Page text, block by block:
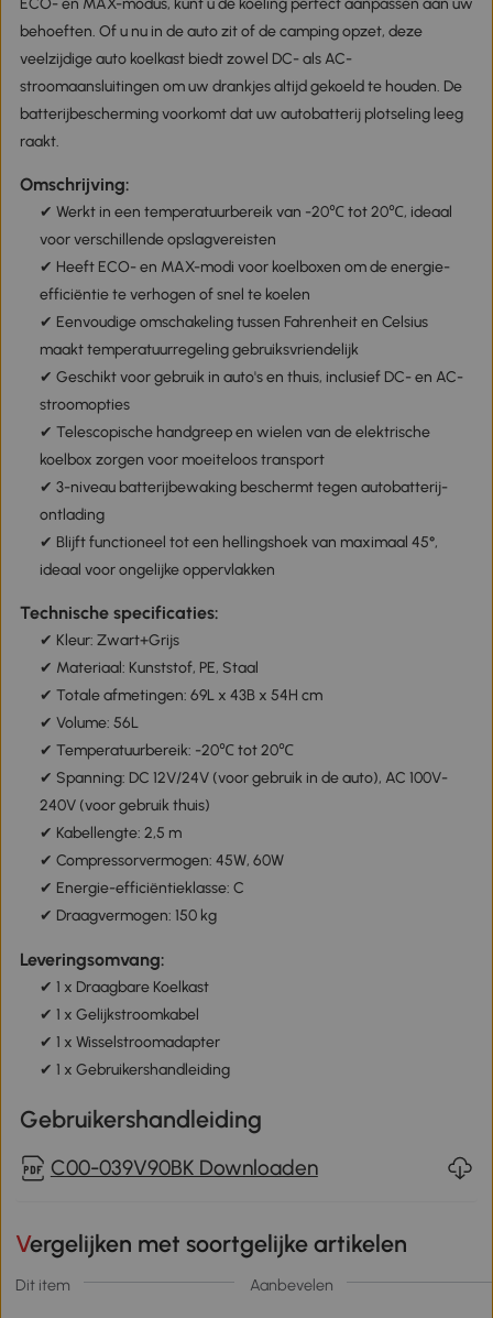
behoeften. Of u nu in de auto zit of de camping opzet, deze
veelzijdige auto koelkast biedt zowel DC- als AC-
stroomaansluitingen om uw drankjes altijd gekoeld te houden. De
batterijbescherming voorkomt dat uw autobatterij plotseling leeg
raakt.
Omschrijving:
✔ Werkt in een temperatuurbereik van -20℃ tot 20℃, ideaal
voor verschillende opslagvereisten
✔ Heeft ECO- en MAX-modi voor koelboxen om de energie-
efficiëntie te verhogen of snel te koelen
✔ Eenvoudige omschakeling tussen Fahrenheit en Celsius
maakt temperatuurregeling gebruiksvriendelijk
✔ Geschikt voor gebruik in auto's en thuis, inclusief DC- en AC-
stroomopties
✔ Telescopische handgreep en wielen van de elektrische
koelbox zorgen voor moeiteloos transport
✔ 3-niveau batterijbewaking beschermt tegen autobatterij-
ontlading
✔ Blijft functioneel tot een hellingshoek van maximaal 45°,
ideaal voor ongelijke oppervlakken
Technische specificaties:
✔ Kleur: Zwart+Grijs
✔ Materiaal: Kunststof, PE, Staal
✔ Totale afmetingen: 69L x 43B x 54H cm
✔ Volume: 56L
✔ Temperatuurbereik: -20℃ tot 20℃
✔ Spanning: DC 12V/24V (voor gebruik in de auto), AC 100V-
240V (voor gebruik thuis)
✔ Kabellengte: 2,5 m
✔ Compressorvermogen: 45W, 60W
✔ Energie-efficiëntieklasse: C
✔ Draagvermogen: 150 kg
Leveringsomvang:
✔ 1 x Draagbare Koelkast
✔ 1 x Gelijkstroomkabel
✔ 1 x Wisselstroomadapter
✔ 1 x Gebruikershandleiding
Gebruikershandleiding
C00-039V90BK Downloaden
Vergelijken met soortgelijke artikelen
Dit item Aanbevelen